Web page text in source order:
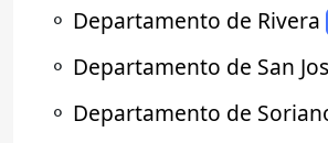
⚬ Departamento de Rivera
⚬ Departamento de San
⚬ Departamento de